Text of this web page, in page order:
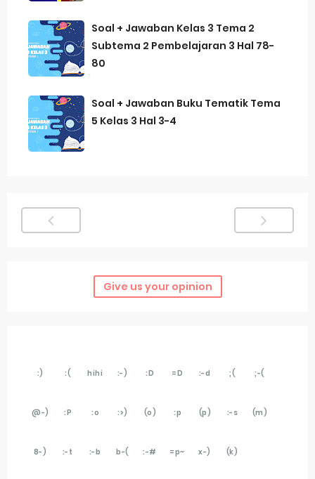
Soal + Jawaban Kelas 3 Tema 2
Subtema 2 Pembelajaran 3 Hal 78-
80
Soal + Jawaban Buku Tematik Tema
5 Kelas 3 Hal 3-4
Give us your opinion
:) :( hihi :-) :D =D :-d ;( ;-(
@-) :P :o :>) (o) :p (p) :-s (m)
8-) :-t :-b b-( :-# =p~ x-) (k)